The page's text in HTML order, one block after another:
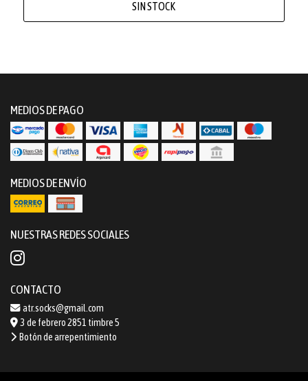
SIN STOCK
MEDIOS DE PAGO
MEDIOS DE ENVÍO
NUESTRAS REDES SOCIALES
CONTACTO
atr.socks@gmail.com
3 de febrero 2851 timbre 5
Botón de arrepentimiento